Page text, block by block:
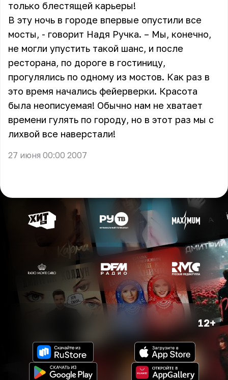
только блестящей карьеры!
В эту ночь в городе впервые опустили все
мосты, - говорит Надя Ручка. – Мы, конечно,
не могли упустить такой шанс, и после
ресторана, по дороге в гостиницу,
прогулялись по одному из мостов. Как раз в
это время начались фейерверки. Красота
была неописуемая! Обычно нам не хватает
времени гулять по городу, но в этот раз мы с
лихвой все наверстали!
27 июня 00:00 2007
12+